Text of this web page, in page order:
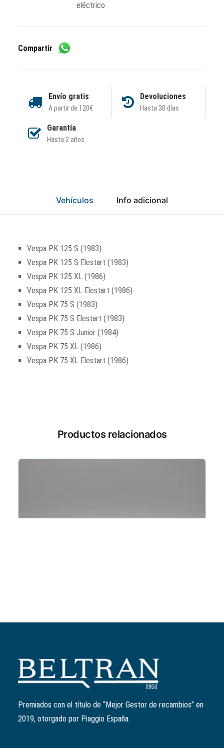
eléctrico
Compartir
Envío gratis
A partir de 120€
Devoluciones
Hasta 30 días
Garantía
Hasta 2 años
Vehículos Info adicional
Vespa PK 125 S (1983)
Vespa PK 125 S Elestart (1983)
Vespa PK 125 XL (1986)
Vespa PK 125 XL Elestart (1986)
Vespa PK 75 S (1983)
Vespa PK 75 S Elestart (1983)
Vespa PK 75 S Junior (1984)
Vespa PK 75 XL (1986)
Vespa PK 75 XL Elestart (1986)
Productos relacionados
Jaula rodillos brazo oscilante
56127R
9,96
original
era:
actual
Premiados con el título de “Mejor Gestor de recambios” en
2019, otorgado por Piaggio España.